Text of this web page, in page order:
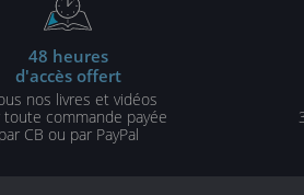
48 heures
d'accès offert
nos livres et vidéos
toute commande payée
par CB ou par PayPal